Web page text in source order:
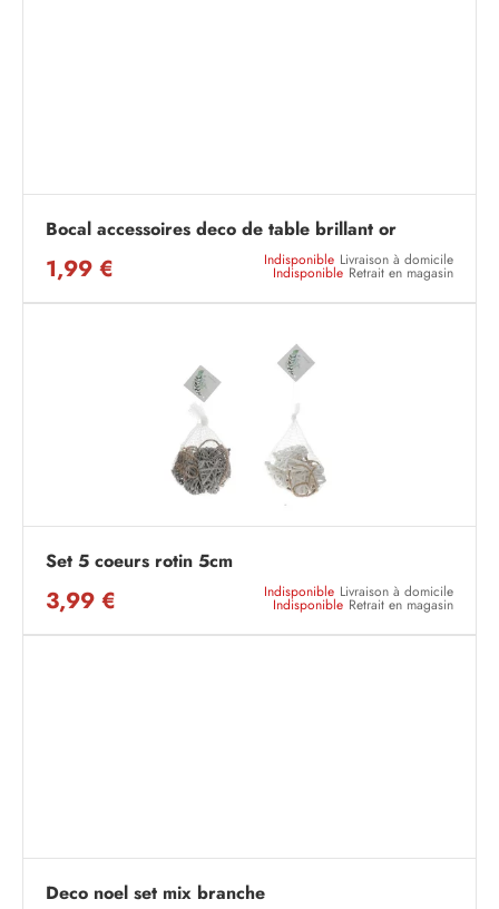
Bocal accessoires deco de table brillant or
1,99 € Indisponible Livraison à domicile
Indisponible Retrait en magasin
Set 5 coeurs rotin 5cm
3,99 € Indisponible Livraison à domicile
Indisponible Retrait en magasin
Deco noel set mix branche